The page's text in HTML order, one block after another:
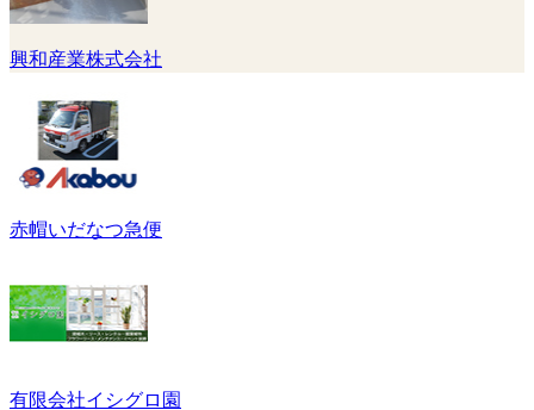
興和産業株式会社
赤帽いだなつ急便
有限会社イシグロ園